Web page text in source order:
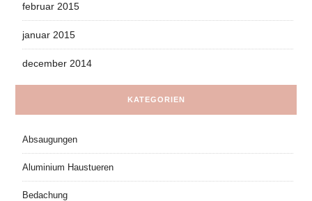
februar 2015
januar 2015
december 2014
KATEGORIEN
Absaugungen
Aluminium Haustueren
Bedachung